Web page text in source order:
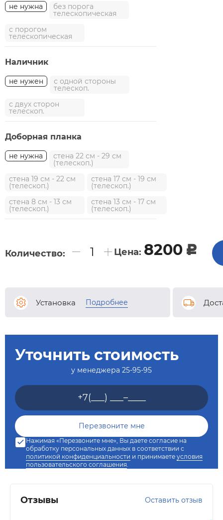
не нужна без порога
телескопическая
с порогом
телескопическая
Наличник
не нужен с одной стороны
телескоп.
с двух сторон
телескоп.
Доборная планка
не нужна стена 22 см - 29 см
(телескоп.)
стена 19 см - 22 см
(телескоп.)
стена 17 см - 19 см
(телескоп.)
стена 8 см - 13 см
(телескоп.)
стена 13 см - 17 см
(телескоп.)
Количество: Цена: 8200 c
Установка Подробнее
Уточнить стоимость
у менеджера 25-95-95
Нажимая «Перезвоните мне», Вы даете согласие на
обработку персональных данных в соответствии с
политикой конфиденциальности и принимаете условия
пользовательского соглашения
Отзывы Оставить отзыв